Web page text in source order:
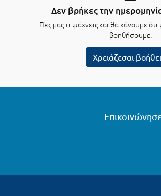
Δεν βρήκες την
Πες μας τι ψάχνεις και θα κάνουμε
βοηθήσουμε.
Χρειάζεσαι